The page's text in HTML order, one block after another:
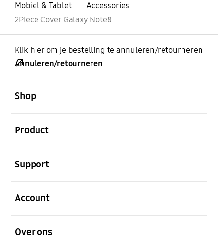
Mobiel & Tablet
Accessories
2Piece Cover Galaxy Note8
Klik hier om je bestelling te annuleren/retourneren
Annuleren/retourneren
Shop
Product
Support
Account
Over ons